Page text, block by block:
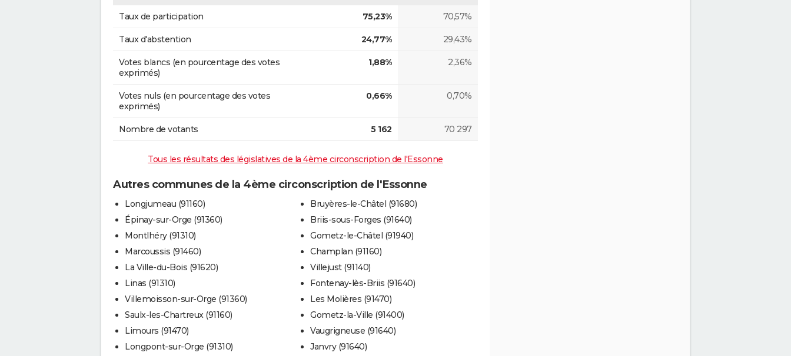
Taux de participation 75,23% 70,57%
Taux d'abstention 24,77% 29,43%
Votes blancs (en pourcentage des votes
exprimés)
1,88% 2,36%
Votes nuls (en pourcentage des votes
exprimés)
0,66% 0,70%
Nombre de votants 5 162 70 297
Tous les résultats des législatives de la 4ème circonscription de l'Essonne
Autres communes de la 4ème circonscription de l'Essonne
Longjumeau (91160)
Épinay-sur-Orge (91360)
Montlhéry (91310)
Marcoussis (91460)
La Ville-du-Bois (91620)
Linas (91310)
Villemoisson-sur-Orge (91360)
Saulx-les-Chartreux (91160)
Limours (91470)
Longpont-sur-Orge (91310)
Bruyères-le-Châtel (91680)
Briis-sous-Forges (91640)
Gometz-le-Châtel (91940)
Champlan (91160)
Villejust (91140)
Fontenay-lès-Briis (91640)
Les Molières (91470)
Gometz-la-Ville (91400)
Vaugrigneuse (91640)
Janvry (91640)